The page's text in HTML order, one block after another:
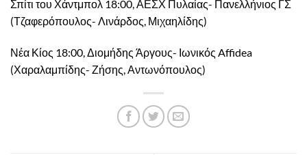
Σπίτι του Χάντμπολ 18:00, ΑΕΣΧ Πυλαίας- Πανελλήνιος ΓΣ
(Τζαφερόπουλος- Λινάρδος, Μιχαηλίδης)
Νέα Κίος 18:00, Διομήδης Άργους- Ιωνικός Affidea
(Χαραλαμπίδης- Ζήσης, Αντωνόπουλος)